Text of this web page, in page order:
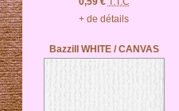
+ de détails
Bazzill WHITE / CANVAS